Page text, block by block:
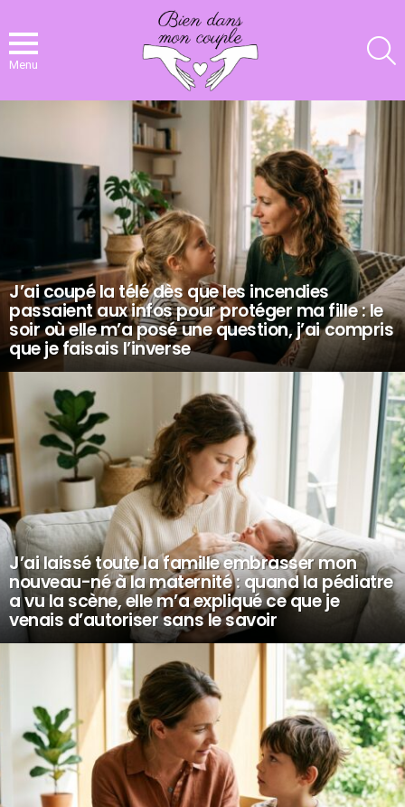
Menu
J’ai coupé la télé dès que les incendies
passaient aux infos pour protéger ma fille : le
soir où elle m’a posé une question, j’ai compris
que je faisais l’inverse
J’ai laissé toute la famille embrasser mon
nouveau-né à la maternité : quand la pédiatre
a vu la scène, elle m’a expliqué ce que je
venais d’autoriser sans le savoir